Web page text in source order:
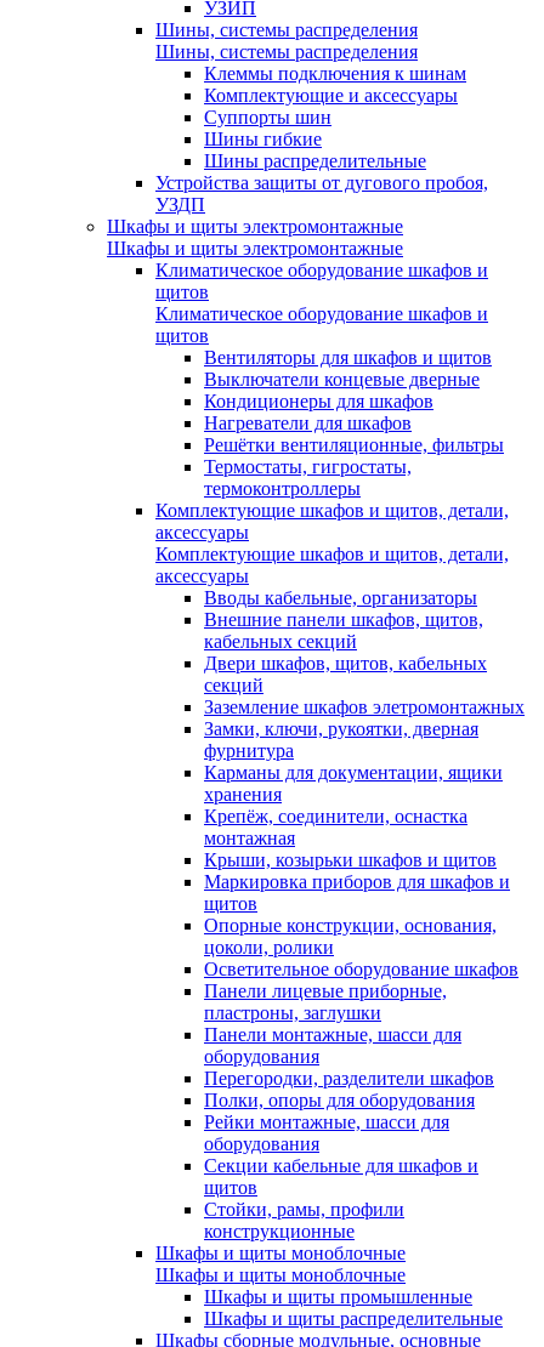
УЗИП
Шины, системы распределения
Шины, системы распределения
Клеммы подключения к шинам
Комплектующие и аксессуары
Суппорты шин
Шины гибкие
Шины распределительные
Устройства защиты от дугового пробоя,
УЗДП
Шкафы и щиты электромонтажные
Шкафы и щиты электромонтажные
Климатическое оборудование шкафов и
щитов
Климатическое оборудование шкафов и
щитов
Вентиляторы для шкафов и щитов
Выключатели концевые дверные
Кондиционеры для шкафов
Нагреватели для шкафов
Решётки вентиляционные, фильтры
Термостаты, гигростаты,
термоконтроллеры
Комплектующие шкафов и щитов, детали,
аксессуары
Комплектующие шкафов и щитов, детали,
аксессуары
Вводы кабельные, организаторы
Внешние панели шкафов, щитов,
кабельных секций
Двери шкафов, щитов, кабельных
секций
Заземление шкафов элетромонтажных
Замки, ключи, рукоятки, дверная
фурнитура
Карманы для документации, ящики
хранения
Крепёж, соединители, оснастка
монтажная
Крыши, козырьки шкафов и щитов
Маркировка приборов для шкафов и
щитов
Опорные конструкции, основания,
цоколи, ролики
Осветительное оборудование шкафов
Панели лицевые приборные,
пластроны, заглушки
Панели монтажные, шасси для
оборудования
Перегородки, разделители шкафов
Полки, опоры для оборудования
Рейки монтажные, шасси для
оборудования
Секции кабельные для шкафов и
щитов
Стойки, рамы, профили
конструкционные
Шкафы и щиты моноблочные
Шкафы и щиты моноблочные
Шкафы и щиты промышленные
Шкафы и щиты распределительные
Шкафы сборные модульные, основные